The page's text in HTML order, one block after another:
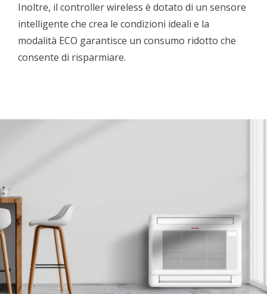
Inoltre, il controller wireless è dotato di un sensore
intelligente che crea le condizioni ideali e la
modalità ECO garantisce un consumo ridotto che
consente di risparmiare.